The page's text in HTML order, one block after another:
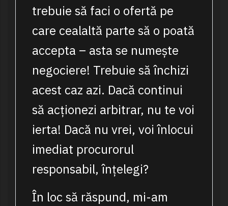
trebuie să faci o ofertă pe
care cealaltă parte să o poată
accepta – asta se numește
negociere! Trebuie să închizi
acest caz azi. Dacă continui
să acționezi arbitrar, nu te voi
ierta! Dacă nu vrei, voi înlocui
imediat procurorul
responsabil, înțelegi?
În loc să răspund, mi-am